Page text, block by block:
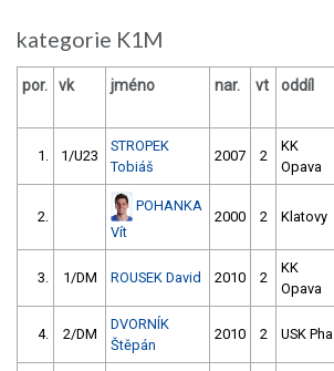
kategorie K1M
por. vk jméno nar. vt oddíl
1. 1/U23
STROPEK
Tobiáš
2007 2
KK
Opava
2.
POHANKA
Vít
2000 2 Klatovy
3. 1/DM ROUSEK David 2010 2
KK
Opava
4. 2/DM
DVORNÍK
Štěpán
2010 2 USK Pha